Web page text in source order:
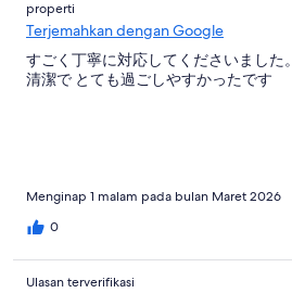
properti
Terjemahkan dengan Google
すごく丁寧に対応してくださいました
清潔で とても過ごしやすかったです
Menginap 1 malam pada bulan Maret 2026
0
Ulasan terverifikasi